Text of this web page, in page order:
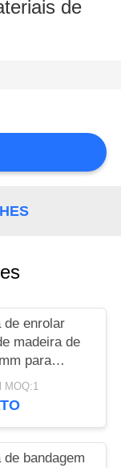
de
de enrolar
madeira de
para
contínua
MOQ:1
de bandagem